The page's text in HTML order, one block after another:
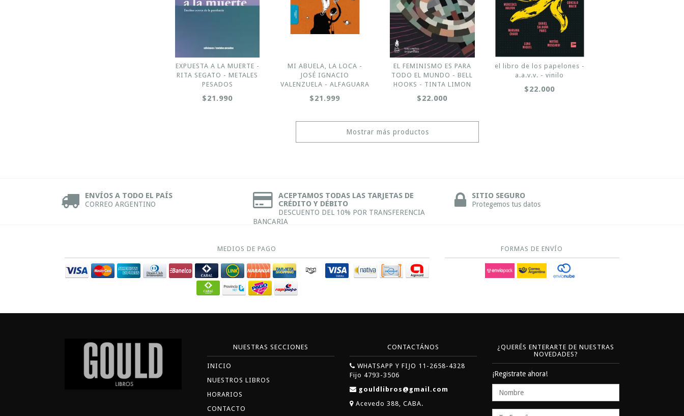
EXPUESTA A LA MUERTE -
RITA SEGATO - METALES
PESADOS
$21.990
MI ABUELA, LA LOCA -
JOSÉ IGNACIO
VALENZUELA - ALFAGUARA
$21.999
EL FEMINISMO ES PARA
TODO EL MUNDO - BELL
HOOKS - TINTA LIMON
$22.000
el libro de los papelones -
a.a.v.v. - vinilo
$22.000
Mostrar más productos
ENVÍOS A TODO EL PAÍS
CORREO ARGENTINO
ACEPTAMOS TODAS LAS TARJETAS DE
CRÉDITO Y DÉBITO
DESCUENTO DEL 10% POR TRANSFERENCIA
BANCARIA
SITIO SEGURO
Protegemos tus datos
MEDIOS DE PAGO FORMAS DE ENVÍO
NUESTRAS SECCIONES
INICIO
NUESTROS LIBROS
HORARIOS
CONTACTO
CONTACTÁNOS
WHATSAPP Y FIJO 11-2658-4328
Fijo 4793-3506
gouldlibros@gmail.com
Acevedo 388, CABA.
¿QUERÉS ENTERARTE DE NUESTRAS
NOVEDADES?
¡Registrate ahora!